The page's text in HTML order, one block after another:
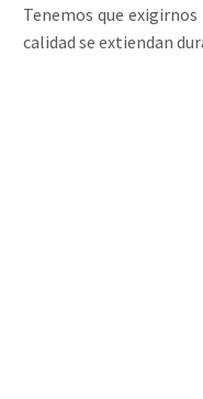
Tenemos que
calidad se extiendan